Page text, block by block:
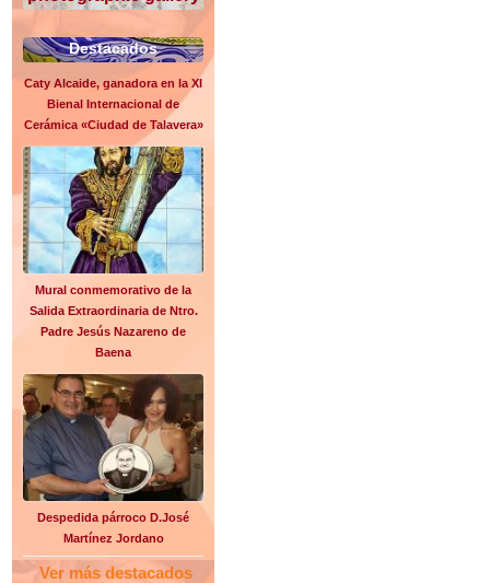
Destacados
Caty Alcaide, ganadora en la XI
Bienal Internacional de
Cerámica «Ciudad de Talavera»
Mural conmemorativo de la
Salida Extraordinaria de Ntro.
Padre Jesús Nazareno de
Baena
Despedida párroco D.José
Martínez Jordano
Ver más destacados